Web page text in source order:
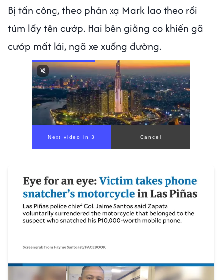
Bị tấn công, theo phản xạ Mark lao theo rồi
túm lấy tên cướp. Hai bên giằng co khiến gã
cướp mất lái, ngã xe xuống đường.
Next video in 1 Cancel